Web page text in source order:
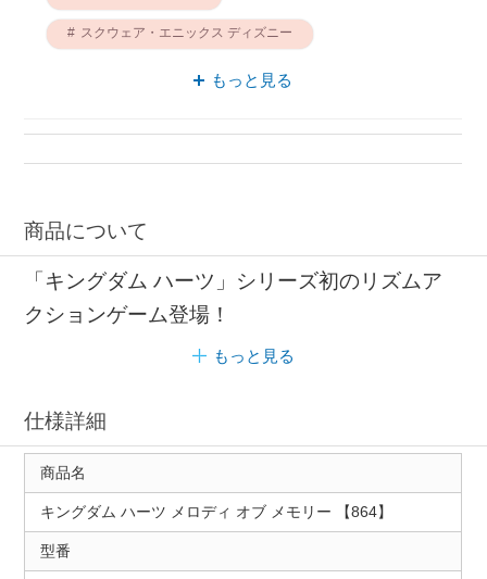
スクウェア・エニックス ディズニー
PS4 ソフト ディズニー
もっと見る
商品について
「キングダム ハーツ」シリーズ初のリズムア
クションゲーム登場！
もっと見る
仕様詳細
商品名
キングダム ハーツ メロディ オブ メモリー 【864】
型番